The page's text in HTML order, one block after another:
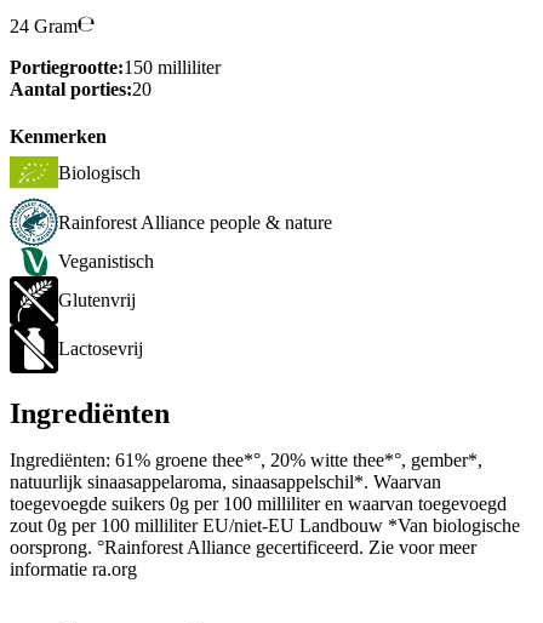
24 Gram
Portiegrootte:150 milliliter
Aantal porties:20
Kenmerken
Biologisch
Rainforest Alliance people & nature
Veganistisch
Glutenvrij
Lactosevrij
Ingrediënten
Ingrediënten: 61% groene thee*°, 20% witte thee*°, gember*,
natuurlijk sinaasappelaroma, sinaasappelschil*. Waarvan
toegevoegde suikers 0g per 100 milliliter en waarvan toegevoegd
zout 0g per 100 milliliter EU/niet-EU Landbouw *Van biologische
oorsprong. °Rainforest Alliance gecertificeerd. Zie voor meer
informatie ra.org